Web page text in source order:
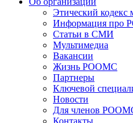
Этический кодекс
Информация про
Статьи в СМИ
Мультимедиа
Вакансии
Жизнь РООМС
Партнеры
Ключевой
Новости
Для членов